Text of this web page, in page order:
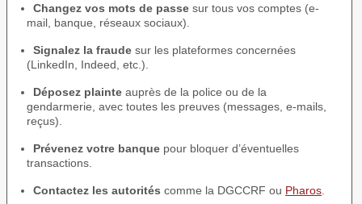
Changez vos mots de passe sur tous vos comptes (e-
mail, banque, réseaux sociaux).
Signalez la fraude sur les plateformes concernées
(LinkedIn, Indeed, etc.).
Déposez plainte auprès de la police ou de la
gendarmerie, avec toutes les preuves (messages, e-mails,
reçus).
Prévenez votre banque pour bloquer d’éventuelles
transactions.
Contactez les autorités comme la DGCCRF ou Pharos